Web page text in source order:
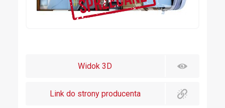
Widok 3D
Link do strony producenta